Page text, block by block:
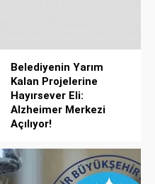
Belediyenin Yarım
Kalan Projelerine
Hayırsever Eli:
Alzheimer Merkezi
Açılıyor!